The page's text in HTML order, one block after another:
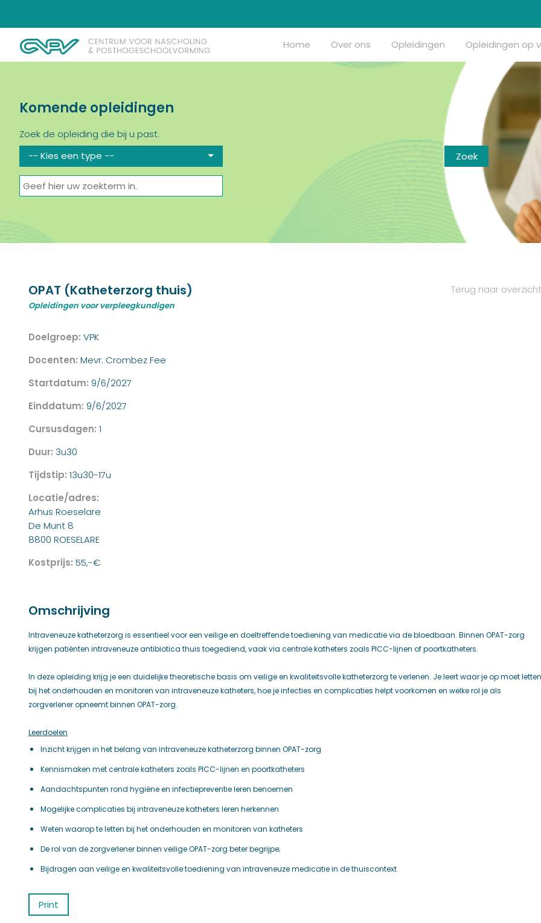
Home Over ons Opleidingen Opleidingen op
Komende opleidingen
Zoek de opleiding die bij u past.
-- Kies een type --
Terug naar overzicht
OPAT (Katheterzorg thuis)
Opleidingen voor verpleegkundigen
Doelgroep: VPK
Docenten: Mevr. Crombez Fee
Startdatum: 9/6/2027
Einddatum: 9/6/2027
Cursusdagen: 1
Duur: 3u30
Tijdstip: 13u30-17u
Locatie/adres:
Arhus Roeselare
De Munt 8
8800 ROESELARE
Kostprijs: 55,-€
Omschrijving
Intraveneuze katheterzorg is essentieel voor een veilige en doeltreffende toediening van medicatie via de bloedbaan. Binnen OPAT-zorg
krijgen patiënten intraveneuze antibiotica thuis toegediend, vaak via centrale katheters zoals PICC-lijnen of poortkatheters.
In deze opleiding krijg je een duidelijke theoretische basis om veilige en kwaliteitsvolle katheterzorg te verlenen. Je leert waar je op moet letten
bij het onderhouden en monitoren van intraveneuze katheters, hoe je infecties en complicaties helpt voorkomen en welke rol je als
zorgverlener opneemt binnen OPAT-zorg.
Leerdoelen
Inzicht krijgen in het belang van intraveneuze katheterzorg binnen OPAT-zorg
Kennismaken met centrale katheters zoals PICC-lijnen en poortkatheters
Aandachtspunten rond hygiëne en infectiepreventie leren benoemen
Mogelijke complicaties bij intraveneuze katheters leren herkennen
Weten waarop te letten bij het onderhouden en monitoren van katheters
De rol van de zorgverlener binnen veilige OPAT-zorg beter begrijpe;
Bijdragen aan veilige en kwaliteitsvolle toediening van intraveneuze medicatie in de thuiscontext
Print